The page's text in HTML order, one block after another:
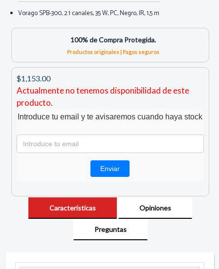
Vorago SPB-300, 2.1 canales, 35 W, PC, Negro, IR, 1,5 m
100% de Compra Protegida.
Productos originales | Pagos seguros
$1,153.00
Actualmente no tenemos disponibilidad de este
producto.
Introduce tu email y te avisaremos cuando haya stock
Características Opiniones
Preguntas